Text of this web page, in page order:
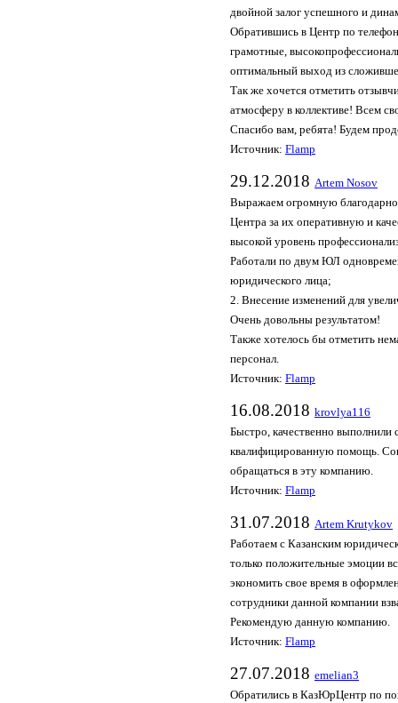
двойной залог успешного и
Обратившись в Центр по
грамотные,
оптимальный выход из
Так же хочется отметить
атмосферу в коллективе! Всем
Спасибо вам, ребята! Будем
Источник: Flamp
29.12.2018 Artem Nosov
Выражаем огромную
Центра за их оперативную и
высокой уровень
Работали по двум ЮЛ
юридического лица;
2. Внесение изменений для
Очень довольны результатом!
Также хотелось бы отметить
персонал.
Источник: Flamp
16.08.2018 krovlya116
Быстро, качественно выполнили
квалифицированную помощь.
обращаться в эту компанию.
Источник: Flamp
31.07.2018 Artem Krutykov
Работаем с Казанским
только положительные эмоции
экономить свое время в
сотрудники данной компании
Рекомендую данную компанию.
Источник: Flamp
27.07.2018 emelian3
Обратились в КазЮрЦентр по